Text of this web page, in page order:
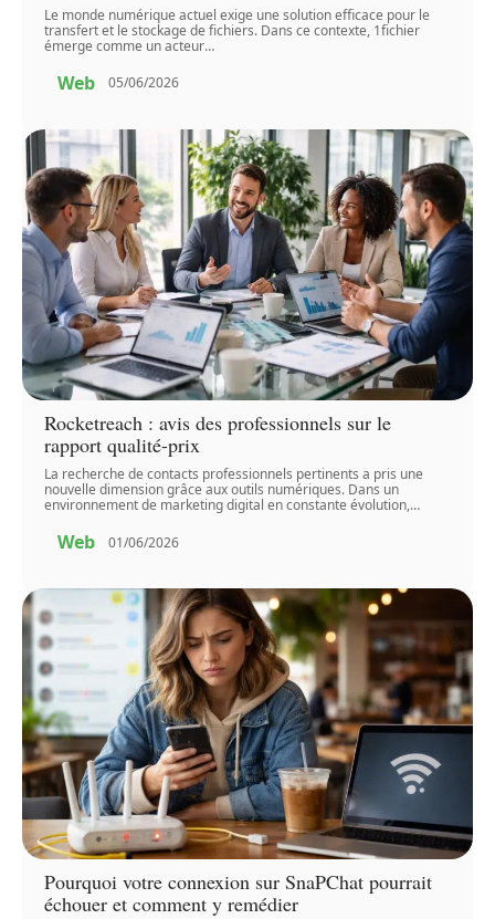
Le monde numérique actuel exige une solution efficace pour le
transfert et le stockage de fichiers. Dans ce contexte, 1fichier
émerge comme un acteur…
Web 05/06/2026
Rocketreach : avis des professionnels sur le
rapport qualité-prix
La recherche de contacts professionnels pertinents a pris une
nouvelle dimension grâce aux outils numériques. Dans un
environnement de marketing digital en constante évolution,…
Web 01/06/2026
Pourquoi votre connexion sur SnaPChat pourrait
échouer et comment y remédier